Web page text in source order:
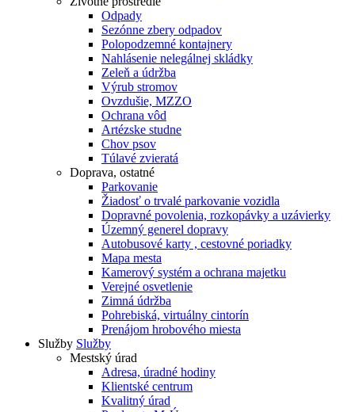
Odpady
Sezónne zbery odpadov
Polopodzemné kontajnery
Nahlásenie nelegálnej skládky
Zeleň a údržba
Výrub stromov
Ovzdušie, MZZO
Ochrana vôd
Artézske studne
Chov psov
Túlavé zvieratá
Doprava, ostatné
Parkovanie
Žiadosť o trvalé parkovanie vozidla
Dopravné povolenia, rozkopávky a uzávierky
Územný generel dopravy
Autobusové karty , cestovné poriadky
Mapa mesta
Kamerový systém a ochrana majetku
Verejné osvetlenie
Zimná údržba
Pohrebiská, virtuálny cintorín
Prenájom hrobového miesta
Služby Služby
Mestský úrad
Adresa, úradné hodiny
Klientské centrum
Kvalitný úrad